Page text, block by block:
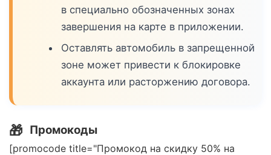
в специально обозначенных зонах
завершения на карте в приложении.
Оставлять автомобиль в запрещенной
зоне может привести к блокировке
аккаунта или расторжению договора.
🎁 Промокоды
[promocode title="Промокод на скидку 50% на